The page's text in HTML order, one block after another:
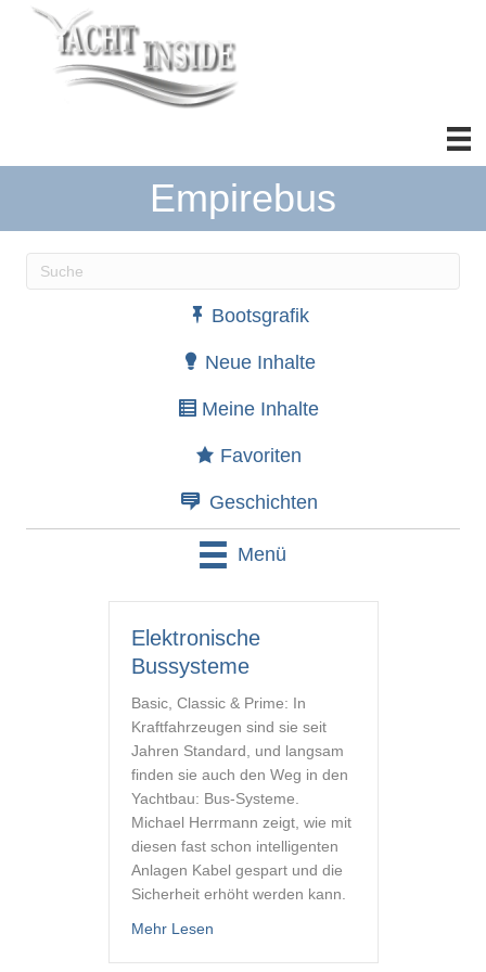
Empirebus
Wenn die Ergebnisse der automatischen
Bootsgrafik
Neue Inhalte
Meine Inhalte
Favoriten
Geschichten
Menü
Elektronische
Bussysteme
Basic, Classic & Prime: In
Kraftfahrzeugen sind sie seit
Jahren Standard, und langsam
finden sie auch den Weg in den
Yachtbau: Bus-Systeme.
Michael Herrmann zeigt, wie mit
diesen fast schon intelligenten
Anlagen Kabel gespart und die
Sicherheit erhöht werden kann.
Mehr Lesenabout Elektronische Bussysteme